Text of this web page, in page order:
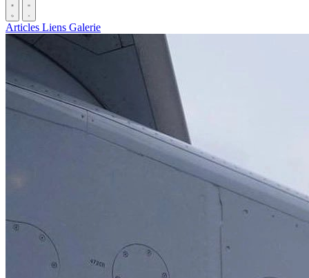
Articles Liens Galerie